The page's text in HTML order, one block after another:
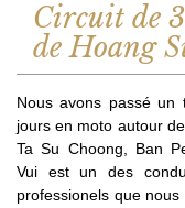
Circuit de
de Hoang
Nous avons passé
jours en moto autour
Ta Su Choong, Ban
Vui est un des
professionels que